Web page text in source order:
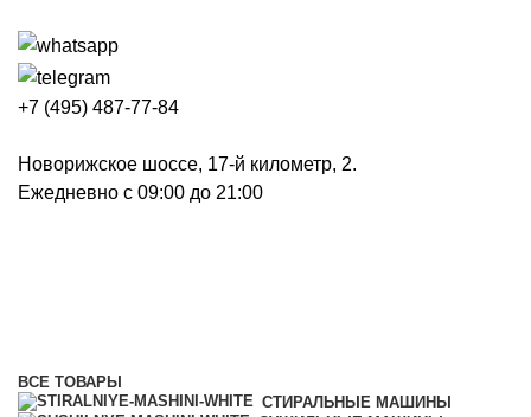
+7 (495) 487-77-84
Новорижское шоссе, 17-й километр, 2.
Ежедневно с 09:00 до 21:00
ВСЕ ТОВАРЫ
СТИРАЛЬНЫЕ МАШИНЫ